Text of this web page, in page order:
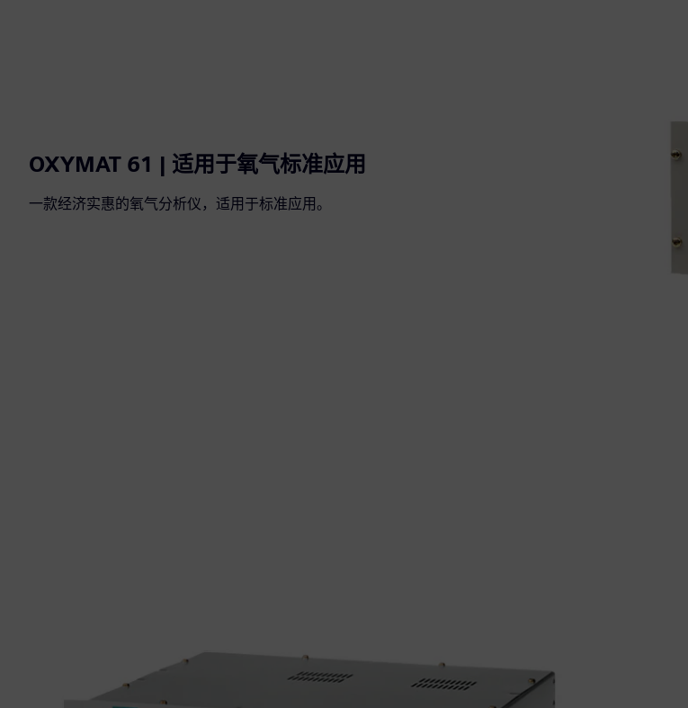
OXYMAT 61 | 适用于氧气标准应用
一款经济实惠的氧气分析仪，适用于标准应用。